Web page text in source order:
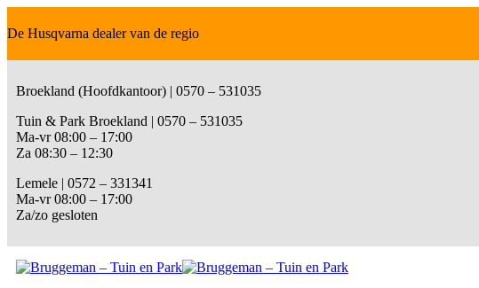
De Husqvarna dealer van de regio
Broekland (Hoofdkantoor) | 0570 – 531035
Tuin & Park Broekland | 0570 – 531035
Ma-vr 08:00 – 17:00
Za 08:30 – 12:30
Lemele | 0572 – 331341
Ma-vr 08:00 – 17:00
Za/zo gesloten